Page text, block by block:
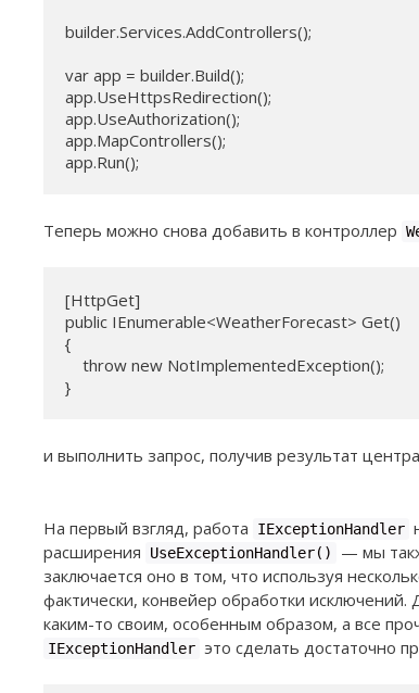
builder.Services.AddControllers();
var app = builder.Build();
app.UseHttpsRedirection();
app.UseAuthorization();
app.MapControllers();
Теперь можно снова добавить в контроллер
[HttpGet]
public IEnumerable<WeatherForecast> Get()
{
    throw new NotImplementedException();
}
и выполнить запрос, получив результат
На первый взгляд, работа IExceptionHandler
расширения
UseExceptionHandler()
— мы
заключается оно в том, что используя
фактически, конвейер обработки
каким-то своим, особенным образом, а все
IExceptionHandler это сделать достаточно